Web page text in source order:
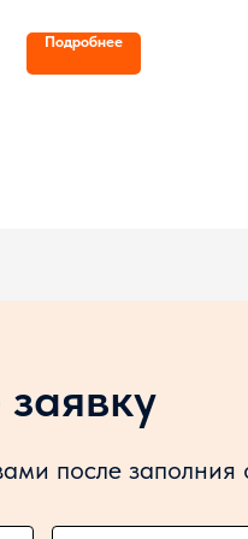
ковша 7470 мм,
Объем стандартного ковша
Подробнее
после